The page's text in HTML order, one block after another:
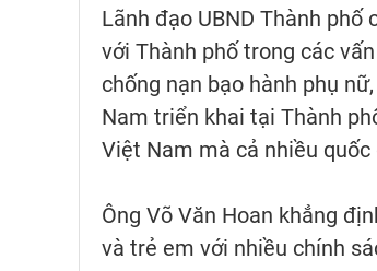
Lãnh đạo UBND Thành phố
với Thành phố trong các
chống nạn bạo hành phụ
Nam triển khai tại Thành
Việt Nam mà cả nhiều
Ông Võ Văn Hoan khẳng
và trẻ em với nhiều chính